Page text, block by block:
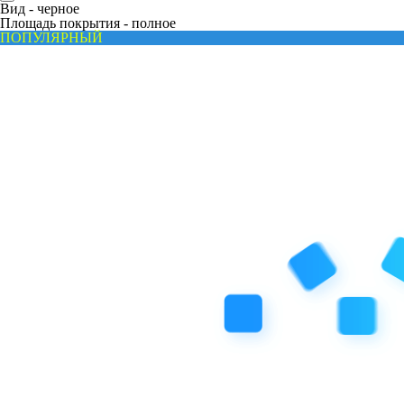
Вид - черное
Площадь покрытия - полное
ПОПУЛЯРНЫЙ